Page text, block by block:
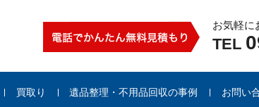
お気軽に
TEL
買取り 遺品整理・不用品回収の事例 お問い